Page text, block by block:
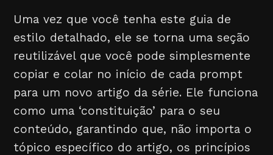
Uma vez que você tenha este guia de
estilo detalhado, ele se torna uma seção
reutilizável que você pode simplesmente
copiar e colar no início de cada prompt
para um novo artigo da série. Ele funciona
como uma ‘constituição’ para o seu
conteúdo, garantindo que, não importa o
tópico específico do artigo, os princípios